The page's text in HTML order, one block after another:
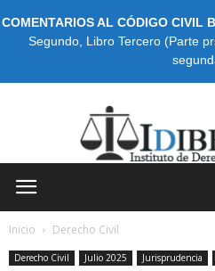
COMENTARIOS AL CÓDIGO CIVIL
Segundo, Libro Tercero (Parte
Inicio Derecho Civil
Derecho Civil Julio 2025 Jurisprudencia